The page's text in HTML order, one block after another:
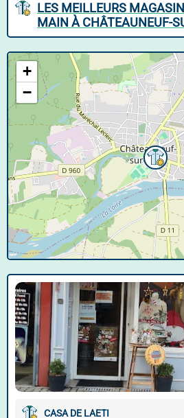
LES MEILLEURS
MAIN À CHÂTEAUNEUF-
+
−
CASA DE LAETI